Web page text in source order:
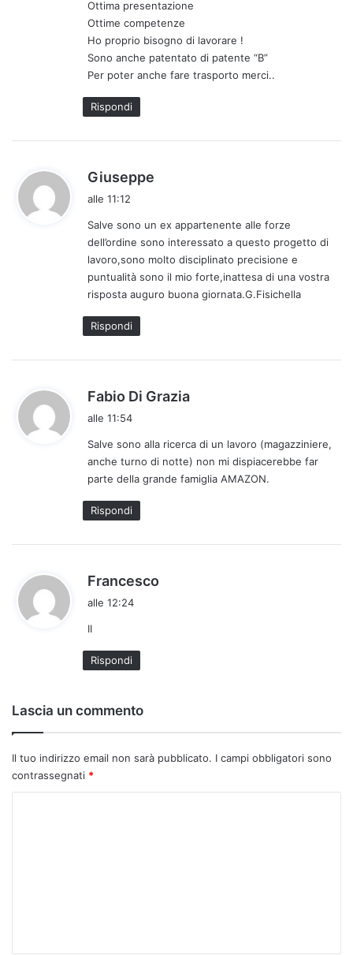
Ottima presentazione
Ottime competenze
Ho proprio bisogno di lavorare !
Sono anche patentato di patente “B”
Per poter anche fare trasporto merci..
Rispondi
Giuseppe
e
t
t
o
:
alle 11:12
Salve sono un ex appartenente alle forze
dell’ordine sono interessato a questo progetto di
lavoro,sono molto disciplinato precisione e
puntualità sono il mio forte,inattesa di una vostra
risposta auguro buona giornata.G.Fisichella
Rispondi
Fabio Di Grazia
e
t
t
alle 11:54
Salve sono alla ricerca di un lavoro (magazziniere,
anche turno di notte) non mi dispiacerebbe far
parte della grande famiglia AMAZON.
Rispondi
Francesco
alle 12:24
II
Rispondi
Lascia un commento
Il tuo indirizzo email non sarà pubblicato. I campi obbligatori sono
contrassegnati *